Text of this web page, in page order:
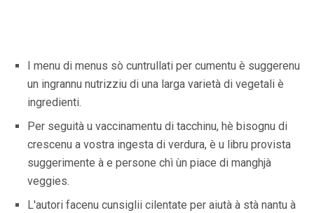
I menu di menus sò cuntrullati per cumentu è suggerenu
un ingrannu nutrizziu di una larga varietà di vegetali è
ingredienti.
Per seguità u vaccinamentu di tacchinu, hè bisognu di
crescenu a vostra ingesta di verdura, è u libru provista
suggerimente à e persone chì ùn piace di manghjà
veggies.
L'autori facenu cunsiglii cilentate per aiutà à stà nantu à